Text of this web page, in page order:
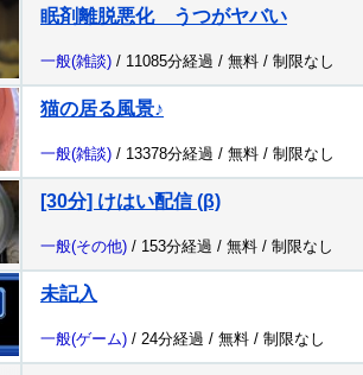
眠剤離脱悪化 うつがヤバい
一般(雑談) / 11085分経過 / 無料 / 制限なし
猫の居る風景♪
一般(雑談) / 13378分経過 / 無料 / 制限なし
[30分] けはい配信 (β)
一般(その他) / 153分経過 / 無料 / 制限なし
未記入
一般(ゲーム) / 24分経過 / 無料 / 制限なし